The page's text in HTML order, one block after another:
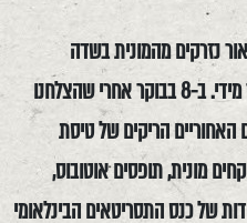
ליאור נזרקים מהמונית בשדה
התעופה בן גוריון הלומים מלילה קצר מידי. ב-8 בבוקר אחרי שהצלחנו
הריקים של טיסת
מונית, תופסים אוטובוס,
של כנס התסריטאים הבינלאומי